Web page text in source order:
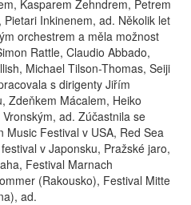
Kasparem Zehndrem, Petrem
Inkinenem, ad. Několik let
orchestrem a měla možnost
Rattle, Claudio Abbado,
Michael Tilson-Thomas, Seiji
s dirigenty Jiřím
Zdeňkem Mácalem, Heiko
ad. Zúčastnila se
Music Festival v USA, Red Sea
v Japonsku, Pražské jaro,
Festival Marnach
(Rakousko), Festival Mitte
ad.